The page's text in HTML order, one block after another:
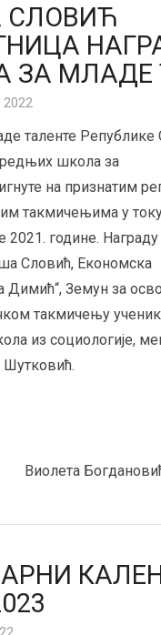
ЗА МЛАДЕ
2022
таленте Републике
школа за
на признатим
такмичењима у
2021. године.
Словић, Економска
Димић“, Земун за
такмичењу
из социологије,
Шутковић.
Виолета